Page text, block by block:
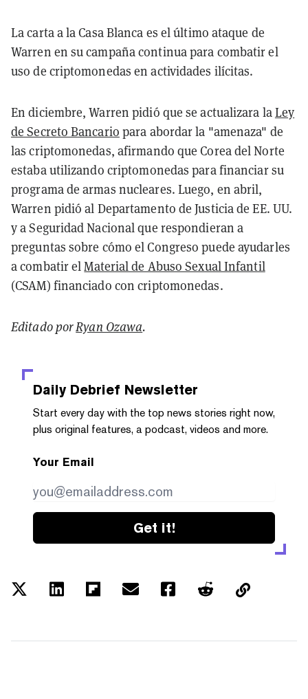
La carta a la Casa Blanca es el último ataque de
Warren en su campaña continua para combatir el
uso de criptomonedas en actividades ilícitas.
En diciembre, Warren pidió que se actualizara laLey
de Secreto Bancario para abordar la "amenaza" de
las criptomonedas, afirmando que Corea del Norte
estaba utilizando criptomonedas para financiar su
programa de armas nucleares. Luego, en abril,
Warren pidió al Departamento de Justicia de EE. UU.
y a Seguridad Nacional que respondieran a
preguntas sobre cómo el Congreso puede ayudarles
a combatir elMaterial de Abuso Sexual Infantil
(CSAM) financiado con criptomonedas.
Editado porRyan Ozawa.
Daily Debrief Newsletter
Start every day with the top news stories right now,
plus original features, a podcast, videos and more.
Your Email
Get it!